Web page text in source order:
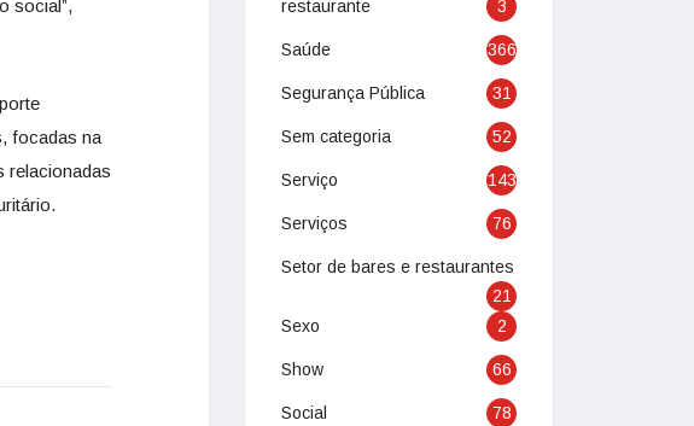
social”,
focadas na
relacionadas
restaurante 3
Saúde 366
Segurança Pública 31
Sem categoria 52
Serviço 143
Serviços 76
Setor de bares e restaurantes
21
Sexo
2
Show 66
Social 78